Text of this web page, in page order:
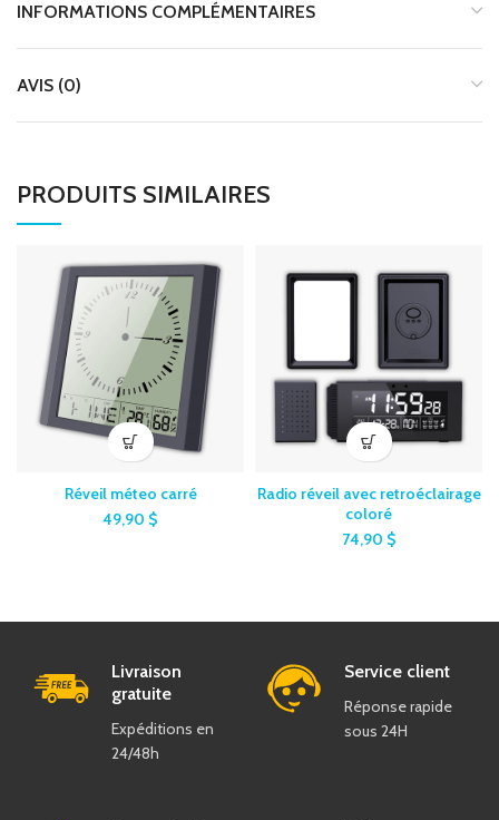
INFORMATIONS COMPLÉMENTAIRES
AVIS (0)
PRODUITS SIMILAIRES
Réveil méteo carré
49,90 $
Radio réveil avec retroéclairage
coloré
74,90 $
Livraison
gratuite
Expéditions en
24/48h
Service client
Réponse rapide
sous 24H